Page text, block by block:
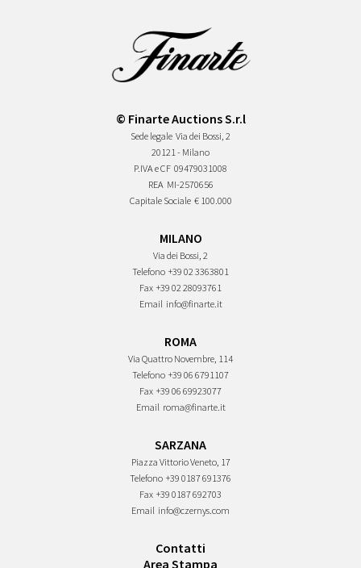
© Finarte Auctions S.r.l
Sede legale Via dei Bossi, 2
20121 - Milano
P.IVA e CF 09479031008
REA MI-2570656
Capitale Sociale € 100.000
MILANO
Via dei Bossi, 2
Telefono +39 02 3363801
Fax +39 02 28093761
Email info@finarte.it
ROMA
Via Quattro Novembre, 114
Telefono +39 06 6791107
Fax +39 06 69923077
Email roma@finarte.it
SARZANA
Piazza Vittorio Veneto, 17
Telefono +39 0187 691376
Fax +39 0187 692703
Email info@czernys.com
Contatti
Area Stampa